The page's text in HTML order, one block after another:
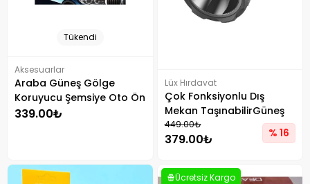
Tükendi
Aksesuarlar
Araba Güneş Gölge
Koruyucu Şemsiye Oto Ön
Cam Güneşlik
339.00₺
Lüx Hırdavat
Çok Fonksiyonlu Dış
Mekan TaşınabilirGüneş
Enerjili Lamba Jb-2358
Siyah
449.00₺
379.00₺ % 16
Ücretsiz Kargo